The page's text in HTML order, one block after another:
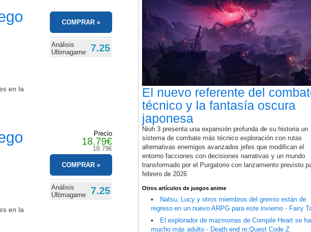
en la
COMPRAR
Análisis
Ultimagame
7.25
en la
Precio
18.79€
18.79€
COMPRAR
Análisis
Ultimagame
7.25
El nuevo referente del
técnico y la fantasía oscura
japonesa
Nioh 3 presenta una expansión profunda de su historia un
sistema de combate más técnico exploración con rutas
alternativas enemigos avanzados jefes que modifican el
entorno facciones con decisiones narrativas y un mundo
transformado por el Purgatorio con lanzamiento previsto
febrero de 2026
Otros artículos de juegos anime
Natsu, Lucy y otros miembros del gremio están de
regreso en un nuevo ARPG para este invierno - Fairy
El explorador de mazmorras de Compile Heart se
mucho más adulto - Death end re;Quest Code Z